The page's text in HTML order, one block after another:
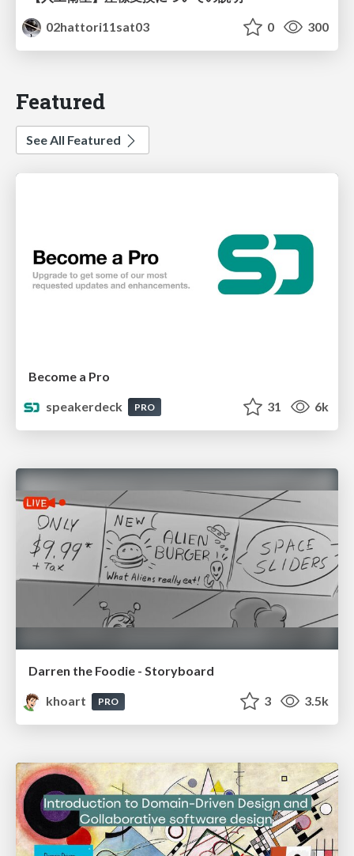
02hattori11sat03
0 300
Featured
See All Featured
Become a Pro
speakerdeck
PRO 31 6k
Darren the Foodie - Storyboard
khoart
PRO 3 3.5k